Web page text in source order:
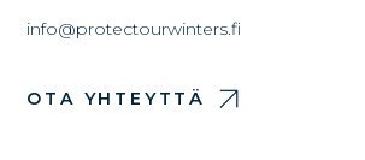
info@protectourwinters.fi
OTA YHTEYTTÄ